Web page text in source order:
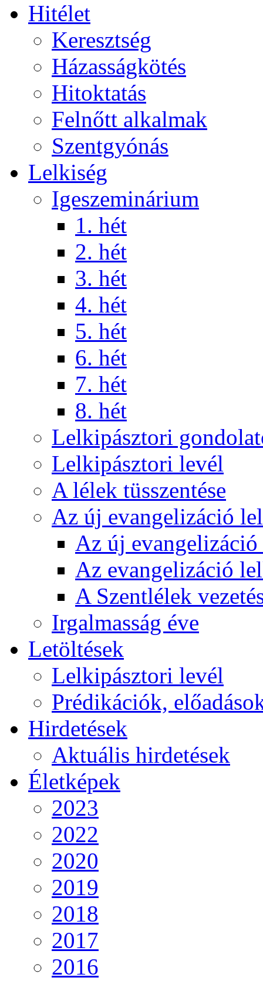
Hitélet
Keresztség
Házasságkötés
Hitoktatás
Felnőtt alkalmak
Szentgyónás
Lelkiség
Igeszeminárium
1. hét
2. hét
3. hét
4. hét
5. hét
6. hét
7. hét
8. hét
Lelkipásztori
Lelkipásztori levél
A lélek tüsszentése
Az új evangelizáció
Az új
Az evangelizáció
A Szentlélek
Irgalmasság éve
Letöltések
Lelkipásztori levél
Prédikációk,
Hirdetések
Aktuális hirdetések
Életképek
2023
2022
2020
2019
2018
2017
2016